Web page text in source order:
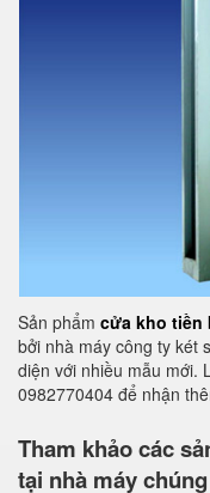
Sản phẩm cửa kho tiền
bởi nhà máy công ty két
diện với nhiều mẫu mới.
0982770404 để nhận
Tham khảo các
tại nhà máy